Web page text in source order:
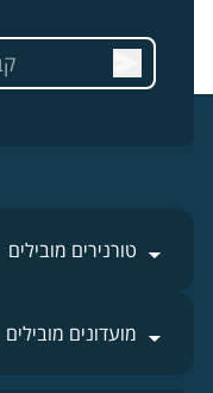
טורנירים מובילים
מועדונים מובילים